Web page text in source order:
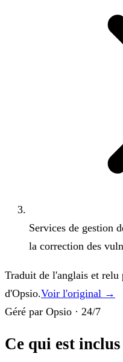
Services de gestion
la correction des
Traduit de l'anglais et
d'Opsio.Voir l'original →
Géré par Opsio · 24/7
Ce qui est inclus